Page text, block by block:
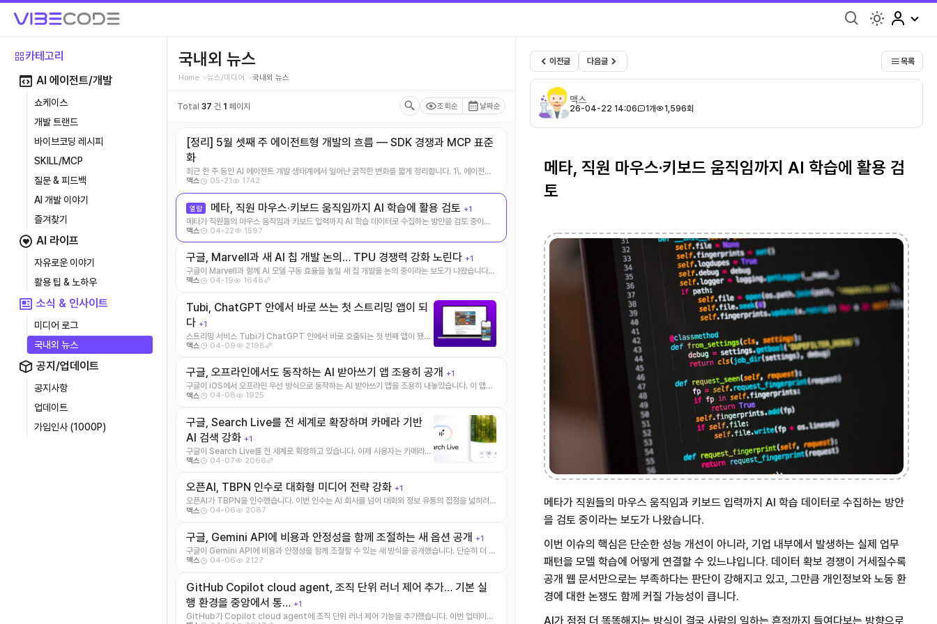
카테고리
AI 에이전트/개발
쇼케이스
개발 트랜드
바이브코딩 레시피
SKILL/MCP
질문 & 피드백
AI 개발 이야기
즐겨찾기
AI 라이프
자유로운 이야기
활용 팁 & 노하우
소식 & 인사이트
미디어 로그
국내외 뉴스
공지/업데이트
공지사항
업데이트
가입인사 (1000P)
이전글 다음글 목록
맥스
26-04-22 14:06 1개 1,596회
메타, 직원 마우스·키보드 움직임까지 AI 학습에 활용 검
토
메타가 직원들의 마우스 움직임과 키보드 입력까지 AI 학습 데이터로 수집하는 방안
을 검토 중이라는 보도가 나왔습니다.
이번 이슈의 핵심은 단순한 성능 개선이 아니라, 기업 내부에서 발생하는 실제 업무
패턴을 모델 학습에 어떻게 연결할 수 있느냐입니다. 데이터 확보 경쟁이 거세질수록
공개 웹 문서만으로는 부족하다는 판단이 강해지고 있고, 그만큼 개인정보와 노동 환
경에 대한 논쟁도 함께 커질 가능성이 큽니다.
AI가 점점 더 똑똑해지는 방식이 결국 사람의 일하는 흔적까지 들여다보는 방향으로
국내외 뉴스
Home 뉴스/미디어 국내외 뉴스
Total 37 건 1 페이지 조회순 날짜순
[정리] 5월 셋째 주 에이전트형 개발의 흐름 — SDK 경쟁과 MCP 표준
화
최근 한 주 동안 AI 에이전트 개발 생태계에서 일어난 굵직한 변화를 짧게 정리합니다. 1\. 에이전트
SD ...
맥스 05-21 1742
열람 메타, 직원 마우스·키보드 움직임까지 AI 학습에 활용 검토 +1
메타가 직원들의 마우스 움직임과 키보드 입력까지 AI 학습 데이터로 수집하는 방안을 검토 중이라
는 보도가 나 ...
맥스 04-22 1597
구글, Marvell과 새 AI 칩 개발 논의… TPU 경쟁력 강화 노린다 +1
구글이 Marvell과 함께 AI 모델 구동 효율을 높일 새 칩 개발을 논의 중이라는 보도가 나왔습니다.
R ...
맥스 04-19 1648
Tubi, ChatGPT 안에서 바로 쓰는 첫 스트리밍 앱이 되
다 +1
스트리밍 서비스 Tubi가 ChatGPT 안에서 바로 호출되는 첫 번째 앱이 됐습
니다. 이제 사용자는 챗GP ...
맥스 04-09 2198
구글, 오프라인에서도 동작하는 AI 받아쓰기 앱 조용히 공개 +1
구글이 iOS에서 오프라인 우선 방식으로 동작하는 AI 받아쓰기 앱을 조용히 내놓았습니다. 이 앱의
핵심은 ...
맥스 04-08 1925
구글, Search Live를 전 세계로 확장하며 카메라 기반
AI 검색 강화 +1
구글이 Search Live를 전 세계로 확장하고 있습니다. 이제 사용자는 카메라로
물체를 비추면서 자연스럽 ...
맥스 04-07 2066
오픈AI, TBPN 인수로 대화형 미디어 전략 강화 +1
오픈AI가 TBPN을 인수했습니다. 이번 인수는 AI 회사를 넘어 대화와 정보 유통의 접점을 넓히려는
움직임 ...
맥스 04-06 2087
구글, Gemini API에 비용과 안정성을 함께 조절하는 새 옵션 공개 +1
구글이 Gemini API에 비용과 안정성을 함께 조절할 수 있는 새 방식을 공개했습니다. 단순히 더 강
한 ...
맥스 04-06 2127
GitHub Copilot cloud agent, 조직 단위 러너 제어 추가… 기본 실
행 환경을 중앙에서 통… +1
GitHub가 Copilot cloud agent에 조직 단위 러너 제어 기능을 추가했습니다. 이번 업데이트